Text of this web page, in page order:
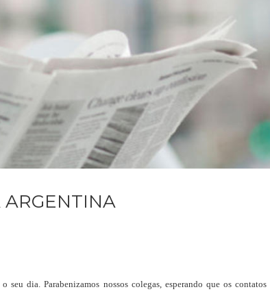
dia. Parabenizamos nossos colegas, esperando que os contatos